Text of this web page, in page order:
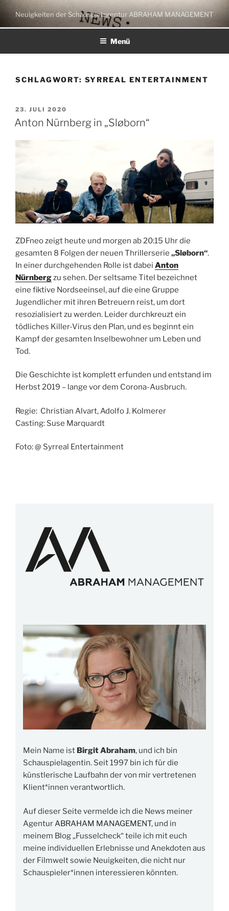
Zum
Inhalt
springen
Neuigkeiten der Schauspielagentur ABRAHAM MANAGEMENT
Menü
SCHLAGWORT: SYRREAL ENTERTAINMENT
VERÖFFENTLICHT
AM
23. JULI 2020
Anton Nürnberg in „Sløborn“
ZDFneo zeigt heute und morgen ab 20:15 Uhr die
gesamten 8 Folgen der neuen Thrillerserie „Sløborn“.
In einer durchgehenden Rolle ist dabei Anton
Nürnbergzu sehen. Der seltsame Titel bezeichnet
eine fiktive Nordseeinsel, auf die eine Gruppe
Jugendlicher mit ihren Betreuern reist, um dort
resozialisiert zu werden. Leider durchkreuzt ein
tödliches Killer-Virus den Plan, und es beginnt ein
Kampf der gesamten Inselbewohner um Leben und
Tod.
Die Geschichte ist komplett erfunden und entstand im
Herbst 2019 – lange vor dem Corona-Ausbruch.
Regie: Christian Alvart, Adolfo J. Kolmerer
Casting: Suse Marquardt
Foto: @ Syrreal Entertainment
Mein Name ist Birgit Abraham, und ich bin
Schauspielagentin. Seit 1997 bin ich für die
künstlerische Laufbahn der von mir vertretenen
Klient*innen verantwortlich.
Auf dieser Seite vermelde ich die News meiner
AgenturABRAHAM MANAGEMENT, und in
meinem Blog „Fusselcheck“ teile ich mit euch
meine individuellen Erlebnisse und Anekdoten aus
der Filmwelt sowie Neuigkeiten, die nicht nur
Schauspieler*innen interessieren könnten.